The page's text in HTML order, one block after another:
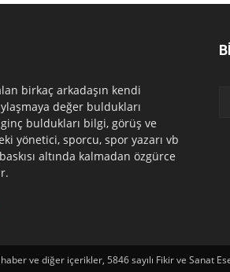
birkaç arkadaşın kendi
değer buldukları
buldukları bilgi, görüş ve
yönetici, sporcu, spor yazarı vb
altında kalmadan özgürce
ve diğer içerikler, 5846 sayılı Fikir ve Sanat